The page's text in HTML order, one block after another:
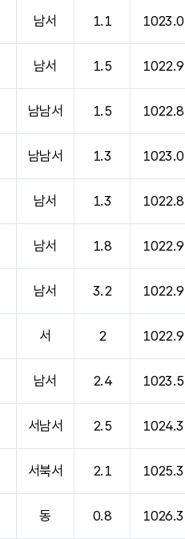
남서 1.1 1023.0
남서 1.5 1022.9
남남서 1.5 1022.8
남남서 1.3 1023.0
남서 1.3 1022.8
남서 1.8 1022.9
남서 3.2 1022.9
서 2 1022.9
남서 2.4 1023.5
서남서 2.5 1024.3
서북서 2.1 1025.3
동 0.8 1026.3